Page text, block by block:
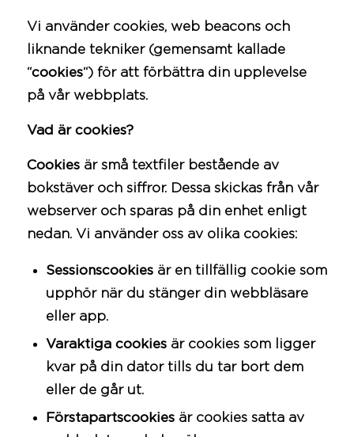
Vi använder cookies, web beacons och
liknande tekniker (gemensamt kallade
“cookies“) för att förbättra din upplevelse
på vår webbplats.
Vad är cookies?
Cookies är små textfiler bestående av
bokstäver och siffror. Dessa skickas från vår
webserver och sparas på din enhet enligt
nedan. Vi använder oss av olika cookies:
Sessionscookiesär en tillfällig cookie som
upphör när du stänger din webbläsare
eller app.
Varaktiga cookies är cookies som ligger
kvar på din dator tills du tar bort dem
eller de går ut.
Förstapartscookies är cookies satta av